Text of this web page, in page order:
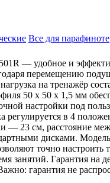
Все для
— удобное и
перемещению
на тренажёр
50 х 50 х 1,5 мм
настройки под
в 4
23 см, расстояние
дисками.
точно
занятий. Гарантия
гарантия не